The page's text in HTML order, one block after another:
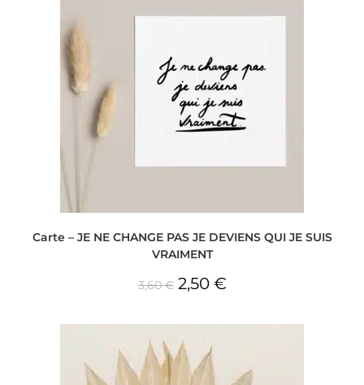
Carte – JE NE CHANGE PAS JE DEVIENS QUI JE SUIS
VRAIMENT
3,60€ 2,50 €